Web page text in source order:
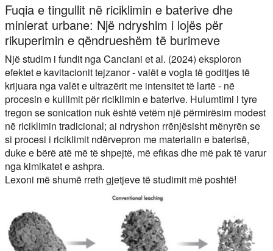
Fuqia e tingullit në riciklimin e baterive dhe
minierat urbane: Një ndryshim i lojës për
rikuperimin e qëndrueshëm të burimeve
Një studim i fundit nga Canciani et al. (2024) eksploron
efektet e kavitacionit tejzanor - valët e vogla të goditjes të
krijuara nga valët e ultrazërit me intensitet të lartë - në
procesin e kullimit për riciklimin e baterive. Hulumtimi i tyre
tregon se sonication nuk është vetëm një përmirësim modest
në riciklimin tradicional; ai ndryshon rrënjësisht mënyrën se
si procesi i riciklimit ndërvepron me materialin e baterisë,
duke e bërë atë më të shpejtë, më efikas dhe më pak të varur
nga kimikatet e ashpra.
Lexoni më shumë rreth gjetjeve të studimit më poshtë!